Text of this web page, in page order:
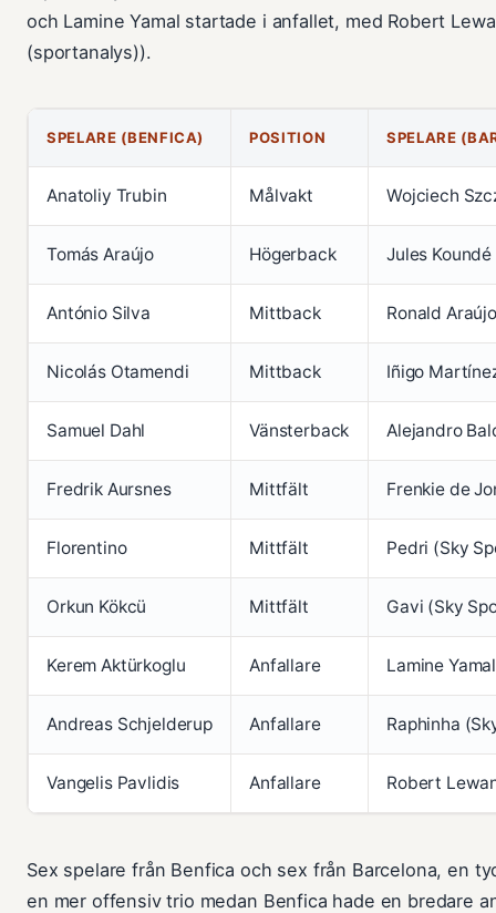
och Lamine Yamal startade i anfallet, med Robert
(sportanalys)).
SPELARE (BENFICA) POSITION SPELARE
Anatoliy Trubin Målvakt Wojciech
Tomás Araújo Högerback Jules Koundé
António Silva Mittback Ronald Araújo
Nicolás Otamendi Mittback Iñigo
Samuel Dahl Vänsterback Alejandro
Fredrik Aursnes Mittfält Frenkie de
Florentino Mittfält Pedri (Sky
Orkun Kökcü Mittfält Gavi (Sky
Kerem Aktürkoglu Anfallare Lamine
Andreas Schjelderup Anfallare Raphinha
Vangelis Pavlidis Anfallare Robert
Sex spelare från Benfica och sex från Barcelona, en
en mer offensiv trio medan Benfica hade en bredare